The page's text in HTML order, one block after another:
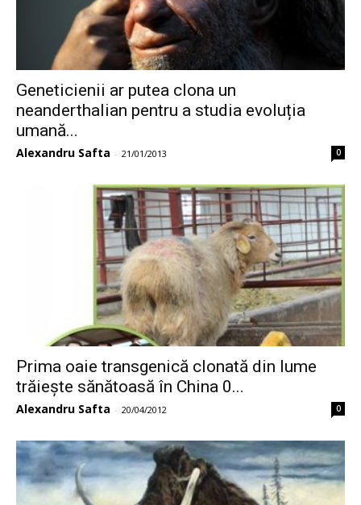
Geneticienii ar putea clona un
neanderthalian pentru a studia evoluția
umană...
Alexandru Safta - 21/01/2013 0
Prima oaie transgenică clonată din lume
trăiește sănătoasă în China 0...
Alexandru Safta - 20/04/2012 0